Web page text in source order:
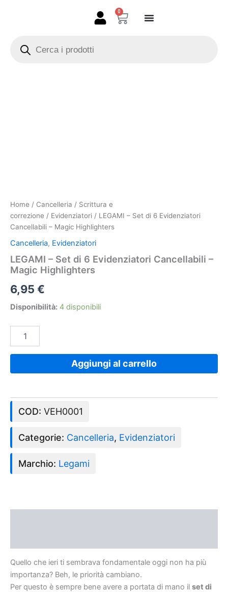
0
Carrello
search
Home / Cancelleria / Scrittura e
correzione / Evidenziatori / LEGAMI – Set di 6 Evidenziatori
Cancellabili – Magic Highlighters
Cancelleria, Evidenziatori
LEGAMI – Set di 6 Evidenziatori Cancellabili –
Magic Highlighters
6,95 €
Disponibilità: 4 disponibili
Aggiungi al carrello
COD: VEH0001
Categorie: Cancelleria, Evidenziatori
Marchio: Legami
Quello che ieri ti sembrava fondamentale oggi non ha più
importanza? Beh, le priorità cambiano.
Per questo è sempre bene avere a portata di mano il set di